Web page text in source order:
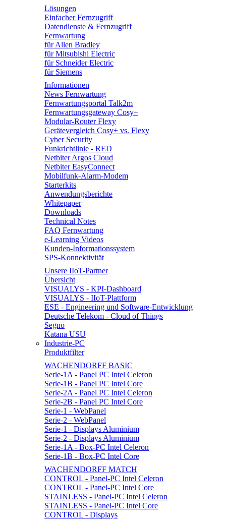
Lösungen
Einfacher Fernzugriff
Datendienste & Fernzugriff
Fernwartung
für Allen Bradley
für Mitsubishi Electric
für Schneider Electric
für Siemens
Informationen
News Fernwartung
Fernwartungsportal Talk2m
Fernwartungsgateway Cosy+
Modular-Router Flexy
Gerätevergleich Cosy+ vs. Flexy
Cyber Security
Funkrichtlinie - RED
Netbiter Argos Cloud
Netbiter EasyConnect
Mobilfunk-Alarm-Modem
Starterkits
Anwendungsberichte
Whitepaper
Downloads
Technical Notes
FAQ Fernwartung
e-Learning Videos
Kunden-Informationssystem
SPS-Konnektivität
Unsere IIoT-Partner
Übersicht
VISUALYS - KPI-Dashboard
VISUALYS - IIoT-Plattform
ESE - Engineering und Software-Entwicklung
Deutsche Telekom - Cloud of Things
Segno
Katana USU
Industrie-PC
Produktfilter
WACHENDORFF BASIC
Serie-1A - Panel PC Intel Celeron
Serie-1B - Panel PC Intel Core
Serie-2A - Panel PC Intel Celeron
Serie-2B - Panel PC Intel Core
Serie-1 - WebPanel
Serie-2 - WebPanel
Serie-1 - Displays Aluminium
Serie-2 - Displays Aluminium
Serie-1A - Box-PC Intel Celeron
Serie-1B - Box-PC Intel Core
WACHENDORFF MATCH
CONTROL - Panel-PC Intel Celeron
CONTROL - Panel-PC Intel Core
STAINLESS - Panel-PC Intel Celeron
STAINLESS - Panel-PC Intel Core
CONTROL - Displays